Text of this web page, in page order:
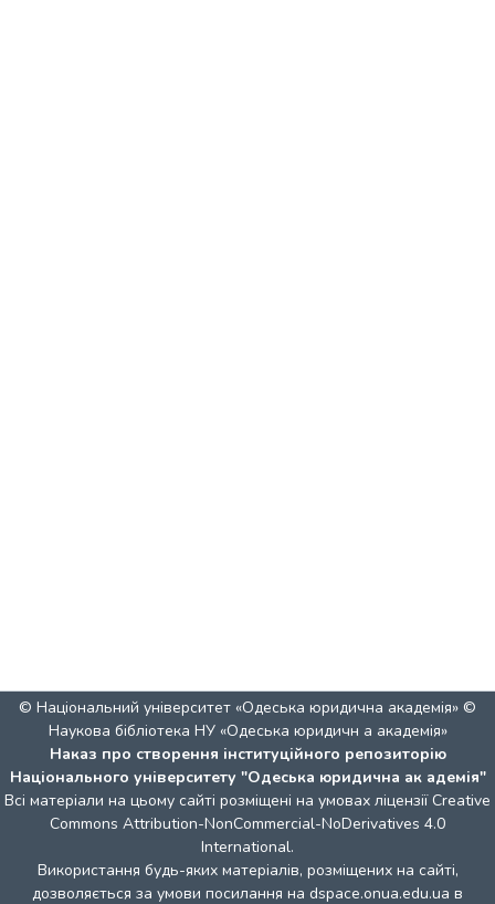
© Національний університет «Одеська юридична академія» ©
Наукова бібліотека НУ «Одеська юридичн а академія»
Наказ про створення інституційного репозиторію
Національного університету "Одеська юридична ак адемія"
Всі матеріали на цьому сайті розміщені на умовах ліцензії Creative
Commons Attribution-NonCommercial-NoDerivatives 4.0
International.
Використання будь-яких матеріалів, розміщених на сайті,
дозволяється за умови посилання на dspace.onua.edu.ua в